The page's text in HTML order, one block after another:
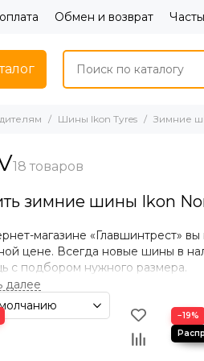
Обмен и возврат
Шины Ikon Tyres Зимние
зимние шины Ikon
магазине «Главшинтрест»
цене. Всегда новые шины в
с подбором нужного размера.
Ikon Nordman
для SUV и
−19%